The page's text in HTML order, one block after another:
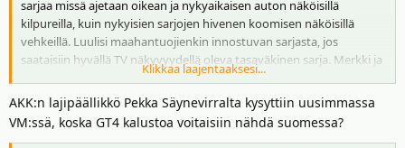
sarjaa missä ajetaan oikean ja nykyaikaisen auton näköisillä
kilpureilla, kuin nykyisien sarjojen hivenen koomisen näköisillä
vehkeillä. Luulisi maahantuojienkin innostuvan sarjasta, jos
saataisiin hyvällä TV näkyvyydellä oleva tasaväkinen sarja. Merkki ja
mallitarjontaa kyllä piisaa:
Alfa Romeo Giulietta
Audi RS3
Klikkaa laajentaaksesi...
AKK:n lajipäällikkö Pekka Säynevirralta kysyttiin uusimmassa
VM:ssä, koska GT4 kalustoa voitaisiin nähdä suomessa?